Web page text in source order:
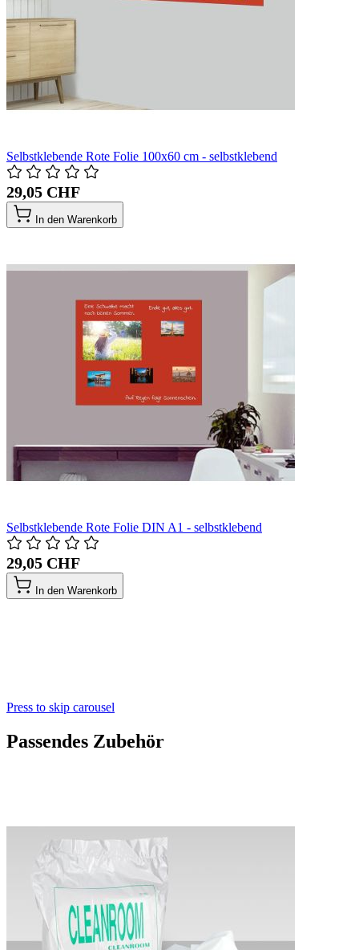
Selbstklebende Rote Folie 100x60 cm - selbstklebend
29,05 CHF
In den Warenkorb
Selbstklebende Rote Folie DIN A1 - selbstklebend
29,05 CHF
In den Warenkorb
Press to skip carousel
Passendes Zubehör